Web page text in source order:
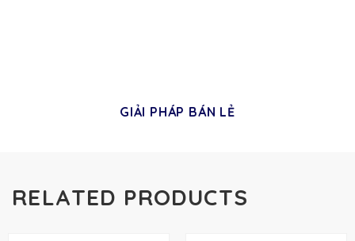
GIẢI PHÁP BÁN LẺ
RELATED PRODUCTS